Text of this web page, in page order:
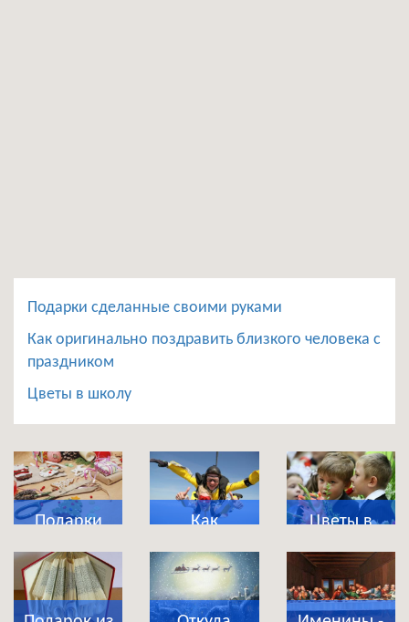
Подарки сделанные своими руками
Как оригинально поздравить близкого человека с
праздником
Цветы в школу
Подарки
сделанные
своими
руками
Как
оригинально
поздравить
близкого
Цветы в
школу